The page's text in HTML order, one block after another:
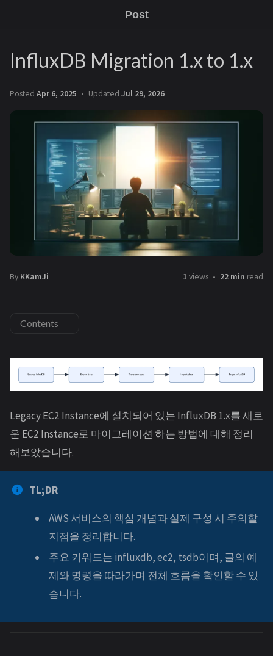
Post
InfluxDB Migration 1.x to 1.x
Posted Apr 6, 2025 Updated Jul 29, 2026
By KKamJi 1 views 22 min read
Contents
Legacy EC2 Instance에 설치되어 있는 InfluxDB 1.x를 새로
운 EC2 Instance로 마이그레이션 하는 방법에 대해 정리
해보았습니다.
TL;DR
AWS 서비스의 핵심 개념과 실제 구성 시 주의할
지점을 정리합니다.
주요 키워드는 influxdb, ec2, tsdb이며, 글의 예
제와 명령을 따라가며 전체 흐름을 확인할 수 있
습니다.